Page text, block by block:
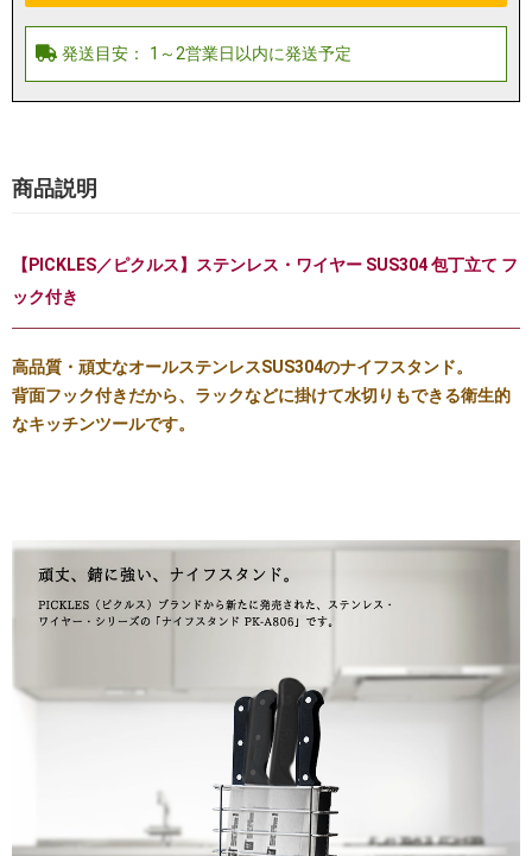
商品説明
【PICKLES／ピクルス】ステンレス・ワイヤー SUS304 包丁立て フ
ック付き
高品質・頑丈なオールステンレスSUS304のナイフスタンド。
背面フック付きだから、ラックなどに掛けて水切りもできる衛生的
なキッチンツールです。